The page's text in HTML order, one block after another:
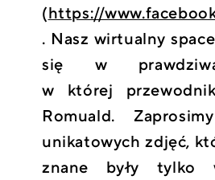
(https://
. Nasz wirtualny
się w
w której
Romuald.
unikatowych zdjęć,
znane były tylko